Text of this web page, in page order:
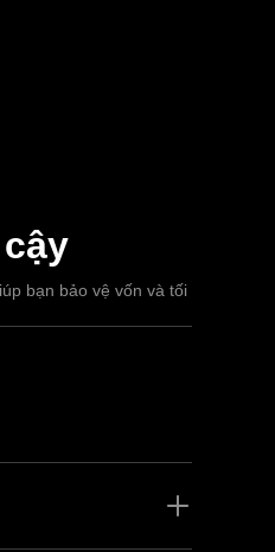
bạn bảo vệ vốn và tối